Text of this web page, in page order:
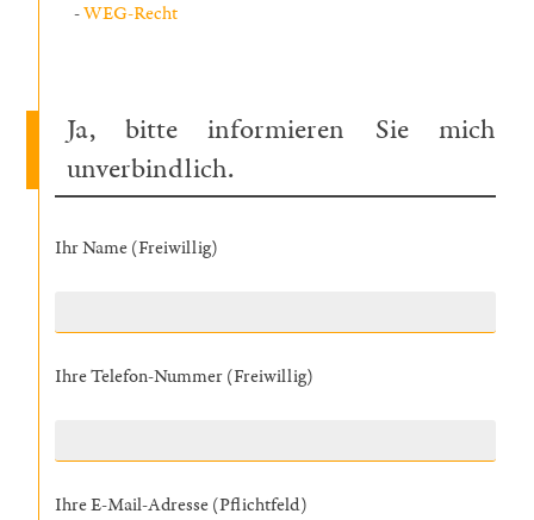
WEG-Recht
Ja, bitte informieren Sie mich
unverbindlich.
Ihr Name (Freiwillig)
Ihre Telefon-Nummer (Freiwillig)
Ihre E-Mail-Adresse (Pflichtfeld)